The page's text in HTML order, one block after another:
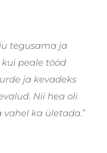
tegusama ja
peale tööd
ja kevadeks
Nii hea oli
vahel ka ületada.”